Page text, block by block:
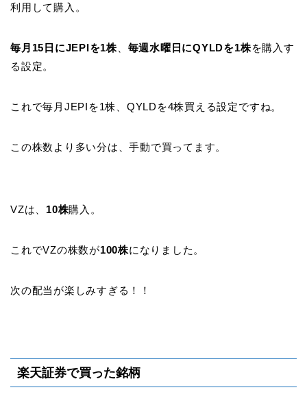
利用して購入。
毎月15日にJEPIを1株 毎週水曜日にQYLDを1株を購入す
る設定。
これで毎月JEPIを1株、QYLDを4株買える設定ですね。
この株数より多い分は、手動で買ってます。
VZは、 10株購入。
これでVZの株数が100株になりました。
次の配当が楽しみすぎる！！
楽天証券で買った銘柄